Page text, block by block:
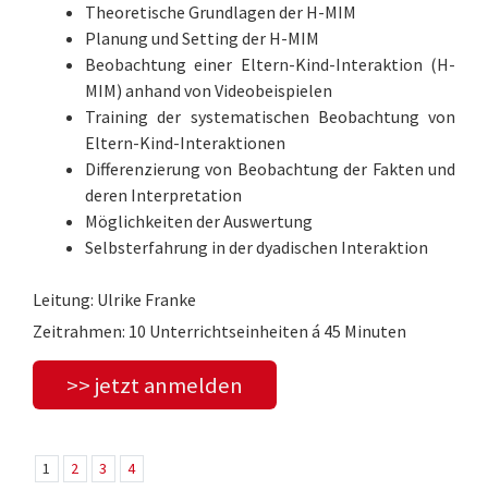
Theoretische Grundlagen der H-MIM
Planung und Setting der H-MIM
Beobachtung einer Eltern-Kind-Interaktion (H-
MIM) anhand von Videobeispielen
Training der systematischen Beobachtung von
Eltern-Kind-Interaktionen
Differenzierung von Beobachtung der Fakten und
deren Interpretation
Möglichkeiten der Auswertung
Selbsterfahrung in der dyadischen Interaktion
Leitung: Ulrike Franke
Zeitrahmen: 10 Unterrichtseinheiten á 45 Minuten
>> jetzt anmelden
1 2 3 4